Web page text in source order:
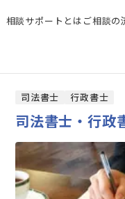
相談サポートとは ご相談の
専門家の検
司法書士 行政書士
司法書士・行